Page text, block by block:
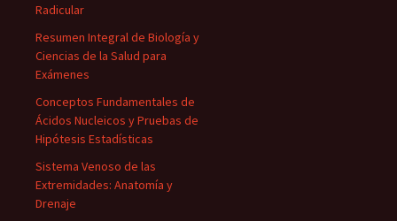
Radicular
Resumen Integral de Biología y
Ciencias de la Salud para
Exámenes
Conceptos Fundamentales de
Ácidos Nucleicos y Pruebas de
Hipótesis Estadísticas
Sistema Venoso de las
Extremidades: Anatomía y
Drenaje